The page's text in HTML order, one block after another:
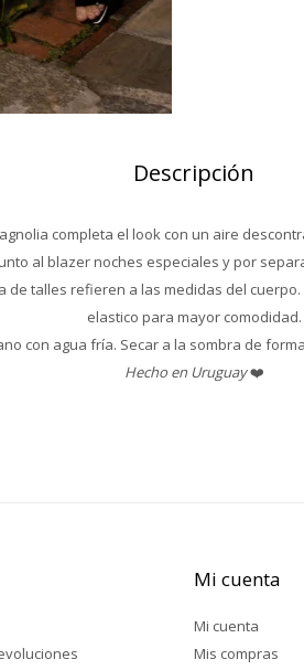
Descripción
completa el look con un aire
al blazer noches especiales y por
de talles refieren a las medidas del
elastico para mayor comodidad.
con agua fría. Secar a la sombra de
Hecho en Uruguay❤️
Mi cuenta
Mi cuenta
Mis compras